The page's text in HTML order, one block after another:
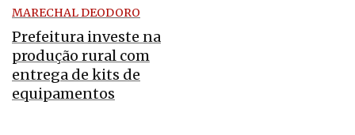
MARECHAL DEODORO
Prefeitura investe na
produção rural com
entrega de kits de
equipamentos